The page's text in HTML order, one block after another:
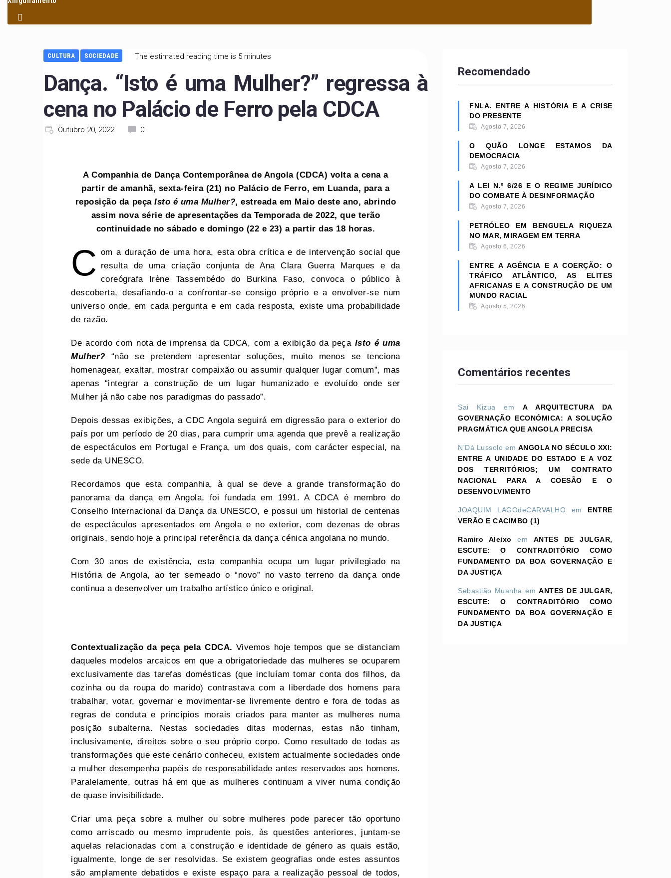
CULTURA SOCIEDADE The estimated reading time is 5 minutes
Dança. “Isto é uma Mulher?” regressa à
cena no Palácio de Ferro pela CDCA
Outubro 20, 2022 0
A Companhia de Dança Contemporânea de Angola (CDCA) volta a cena a
partir de amanhã, sexta-feira (21) no Palácio de Ferro, em Luanda, para a
reposição da peçaIsto é uma Mulher?, estreada em Maio deste ano, abrindo
assim nova série de apresentações da Temporada de 2022, que terão
continuidade no sábado e domingo (22 e 23) a partir das 18 horas.
C om a duração de uma hora, esta obra crítica e de intervenção social que
resulta de uma criação conjunta de Ana Clara Guerra Marques e da
coreógrafa Irène Tassembédo do Burkina Faso, convoca o público à
descoberta, desafiando-o a confrontar-se consigo próprio e a envolver-se num
universo onde, em cada pergunta e em cada resposta, existe uma probabilidade
de razão.
De acordo com nota de imprensa da CDCA, com a exibição da peça Isto é uma
Mulher?
“não se pretendem apresentar soluções, muito menos se tenciona
homenagear, exaltar, mostrar compaixão ou assumir qualquer lugar comum”, mas
apenas “integrar a construção de um lugar humanizado e evoluído onde ser
Mulher já não cabe nos paradigmas do passado”.
Depois dessas exibições, a CDC Angola seguirá em digressão para o exterior do
país por um período de 20 dias, para cumprir uma agenda que prevê a realização
de espectáculos em Portugal e França, um dos quais, com carácter especial, na
sede da UNESCO.
Recordamos que esta companhia, à qual se deve a grande transformação do
panorama da dança em Angola, foi fundada em 1991. A CDCA é membro do
Conselho Internacional da Dança da UNESCO, e possui um historial de centenas
de espectáculos apresentados em Angola e no exterior, com dezenas de obras
originais, sendo hoje a principal referência da dança cénica angolana no mundo.
Com 30 anos de existência, esta companhia ocupa um lugar privilegiado na
História de Angola, ao ter semeado o “novo” no vasto terreno da dança onde
continua a desenvolver um trabalho artístico único e original.
Contextualização da peça pela CDCA. Vivemos hoje tempos que se distanciam
daqueles modelos arcaicos em que a obrigatoriedade das mulheres se ocuparem
exclusivamente das tarefas domésticas (que incluíam tomar conta dos filhos, da
cozinha ou da roupa do marido) contrastava com a liberdade dos homens para
trabalhar, votar, governar e movimentar-se livremente dentro e fora de todas as
regras de conduta e princípios morais criados para manter as mulheres numa
posição subalterna. Nestas sociedades ditas modernas, estas não tinham,
inclusivamente, direitos sobre o seu próprio corpo. Como resultado de todas as
transformações que este cenário conheceu, existem actualmente sociedades onde
a mulher desempenha papéis de responsabilidade antes reservados aos homens.
Paralelamente, outras há em que as mulheres continuam a viver numa condição
de quase invisibilidade.
Criar uma peça sobre a mulher ou sobre mulheres pode parecer tão oportuno
como arriscado ou mesmo imprudente pois, às questões anteriores, juntam-se
aquelas relacionadas com a construção e identidade de género as quais estão,
igualmente, longe de ser resolvidas. Se existem geografias onde estes assuntos
são amplamente debatidos e existe espaço para a realização pessoal de todos,
Recomendado
FNLA. ENTRE A HISTÓRIA E A CRISE
DO PRESENTE
Agosto 7, 2026
O QUÃO LONGE ESTAMOS DA
DEMOCRACIA
Agosto 7, 2026
A LEI N.º 6/26 E O REGIME JURÍDICO
DO COMBATE À DESINFORMAÇÃO
Agosto 7, 2026
PETRÓLEO EM BENGUELA RIQUEZA
NO MAR, MIRAGEM EM TERRA
Agosto 6, 2026
ENTRE A AGÊNCIA E A COERÇÃO: O
TRÁFICO ATLÂNTICO, AS ELITES
AFRICANAS E A CONSTRUÇÃO DE UM
MUNDO RACIAL
Agosto 5, 2026
Comentários recentes
Sai Kizua emA ARQUITECTURA DA
GOVERNAÇÃO ECONÓMICA: A SOLUÇÃO
PRAGMÁTICA QUE ANGOLA PRECISA
N'Dá Lussolo em ANGOLA NO SÉCULO XXI:
ENTRE A UNIDADE DO ESTADO E A VOZ
DOS TERRITÓRIOS; UM CONTRATO
NACIONAL PARA A COESÃO E O
DESENVOLVIMENTO
JOAQUIM LAGOdeCARVALHO em ENTRE
VERÃO E CACIMBO (1)
Ramiro Aleixo em ANTES DE JULGAR,
ESCUTE: O CONTRADITÓRIO COMO
FUNDAMENTO DA BOA GOVERNAÇÃO E
DA JUSTIÇA
Sebastião Muanha emANTES DE JULGAR,
ESCUTE: O CONTRADITÓRIO COMO
FUNDAMENTO DA BOA GOVERNAÇÃO E
DA JUSTIÇA